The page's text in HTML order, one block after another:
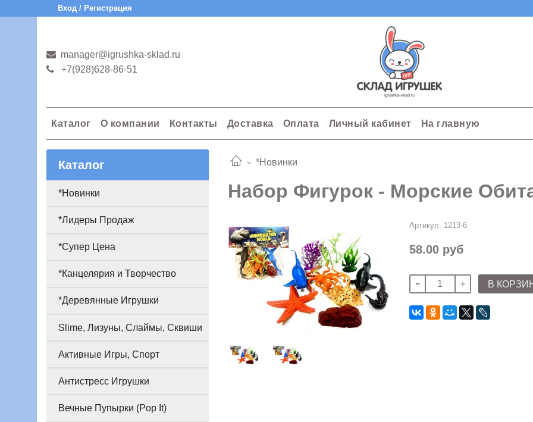
Вход / Регистрация
manager@igrushka-sklad.ru
+7(928)628-86-51
Каталог О компании Контакты Доставка Оплата Личный кабинет На главную
*Новинки
Набор Фигурок - Морские
Артикул: 1213-6
58.00 руб
В
Каталог
*Новинки
*Лидеры Продаж
*Супер Цена
*Канцелярия и Творчество
*Деревянные Игрушки
Slime, Лизуны, Слаймы, Сквиши
Активные Игры, Спорт
Антистресс Игрушки
Вечные Пупырки (Pop It)